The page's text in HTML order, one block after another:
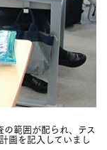
範囲が配られ、テス
画を記入していまし